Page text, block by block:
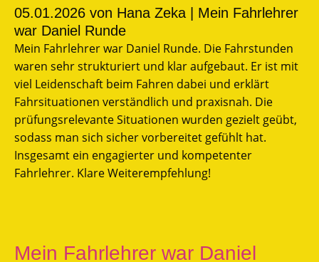
05.01.2026 von Hana Zeka | Mein Fahrlehrer
war Daniel Runde
Mein Fahrlehrer war Daniel Runde. Die Fahrstunden
waren sehr strukturiert und klar aufgebaut. Er ist mit
viel Leidenschaft beim Fahren dabei und erklärt
Fahrsituationen verständlich und praxisnah. Die
prüfungsrelevante Situationen wurden gezielt geübt,
sodass man sich sicher vorbereitet gefühlt hat.
Insgesamt ein engagierter und kompetenter
Fahrlehrer. Klare Weiterempfehlung!
Mein Fahrlehrer war Daniel